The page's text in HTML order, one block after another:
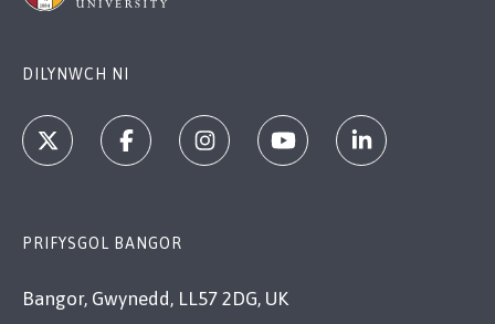
DILYNWCH NI
PRIFYSGOL BANGOR
Bangor, Gwynedd, LL57 2DG, UK